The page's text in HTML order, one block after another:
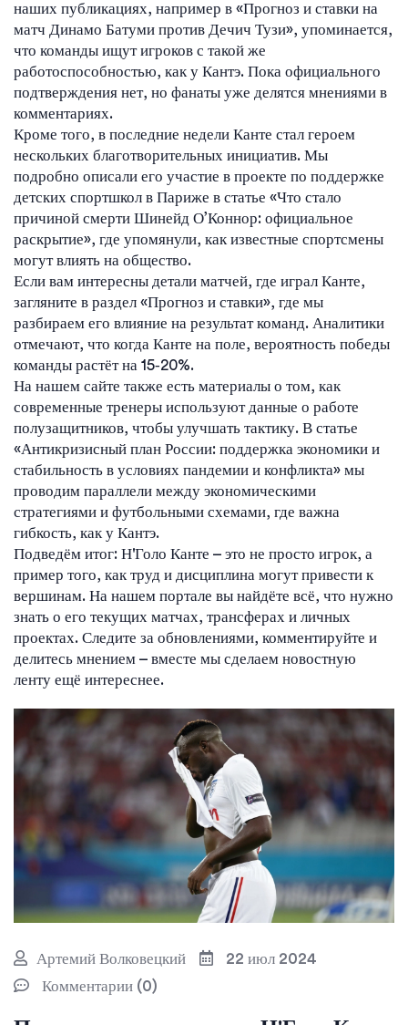
наших публикациях, например в «Прогноз и ставки на
матч Динамо Батуми против Дечич Тузи», упоминается,
что команды ищут игроков с такой же
работоспособностью, как у Кантэ. Пока официального
подтверждения нет, но фанаты уже делятся мнениями в
комментариях.
Кроме того, в последние недели Канте стал героем
нескольких благотворительных инициатив. Мы
подробно описали его участие в проекте по поддержке
детских спортшкол в Париже в статье «Что стало
причиной смерти Шинейд О’Коннор: официальное
раскрытие», где упомянули, как известные спортсмены
могут влиять на общество.
Если вам интересны детали матчей, где играл Канте,
загляните в раздел «Прогноз и ставки», где мы
разбираем его влияние на результат команд. Аналитики
отмечают, что когда Канте на поле, вероятность победы
команды растёт на 15‑20%.
На нашем сайте также есть материалы о том, как
современные тренеры используют данные о работе
полузащитников, чтобы улучшать тактику. В статье
«Антикризисный план России: поддержка экономики и
стабильность в условиях пандемии и конфликта» мы
проводим параллели между экономическими
стратегиями и футбольными схемами, где важна
гибкость, как у Кантэ.
Подведём итог: Н'Голо Канте – это не просто игрок, а
пример того, как труд и дисциплина могут привести к
вершинам. На нашем портале вы найдёте всё, что нужно
знать о его текущих матчах, трансферах и личных
проектах. Следите за обновлениями, комментируйте и
делитесь мнением – вместе мы сделаем новостную
ленту ещё интереснее.
Артемий Волковецкий
22 июл 2024
Комментарии (0)